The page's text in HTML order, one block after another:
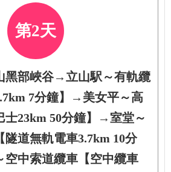
第2天
黑部峽谷→立山駅～有軌纜
7分鐘】→美女平～高
士23km 50分鐘】→室堂～
隧道無軌電車3.7km 10分
中索道纜車【空中纜車